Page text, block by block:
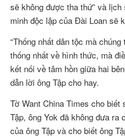
sẽ không được tha thứ” và
minh độc lập của Đài Loan sẽ
“Thống nhất dân tộc mà
thống nhất về hình thức, mà
kết nối về tâm hồn giữa hai
dẫn lời ông Tập cho hay.
Tờ Want China Times cho biết
Tập, ông Yok đã không đưa ra
của ông Tập và cho biết ông